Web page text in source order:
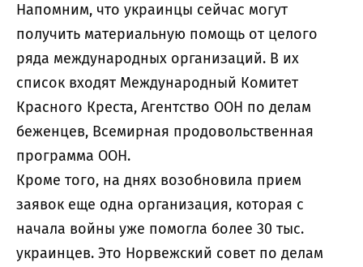
Напомним, что украинцы сейчас могут
получить материальную помощь от целого
ряда международных организаций. В их
список входят Международный Комитет
Красного Креста, Агентство ООН по делам
беженцев, Всемирная продовольственная
программа ООН.
Кроме того, на днях возобновила прием
заявок еще одна организация, которая с
начала войны уже помогла более 30 тыс.
украинцев. Это Норвежский совет по делам